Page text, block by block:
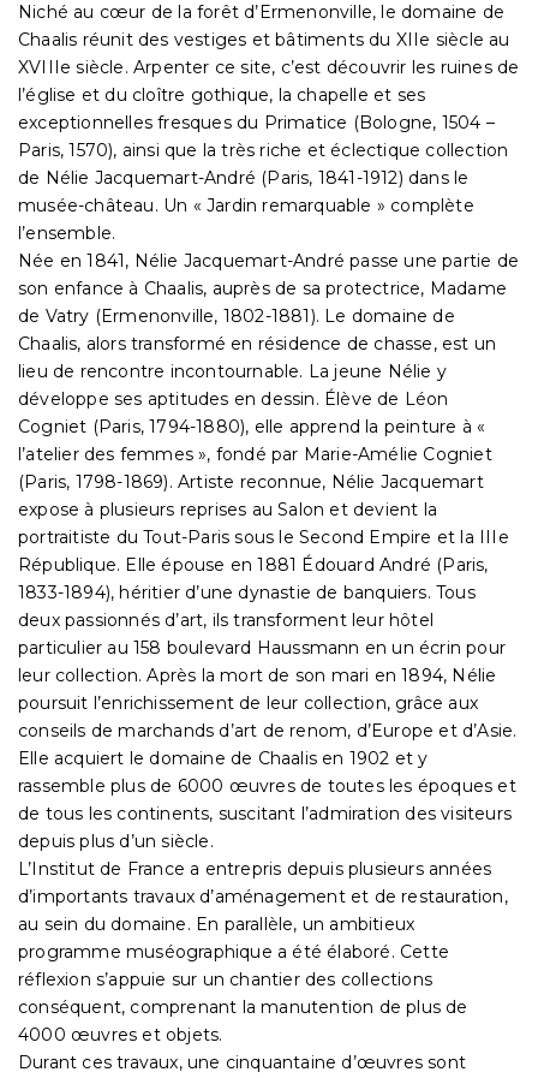
Niché au cœur de la forêt d’Ermenonville, le domaine de
Chaalis réunit des vestiges et bâtiments du XIIe siècle au
XVIIIe siècle. Arpenter ce site, c’est découvrir les ruines de
l’église et du cloître gothique, la chapelle et ses
exceptionnelles fresques du Primatice (Bologne, 1504 –
Paris, 1570), ainsi que la très riche et éclectique collection
de Nélie Jacquemart-André (Paris, 1841-1912) dans le
musée-château. Un « Jardin remarquable » complète
l’ensemble.
Née en 1841, Nélie Jacquemart-André passe une partie de
son enfance à Chaalis, auprès de sa protectrice, Madame
de Vatry (Ermenonville, 1802-1881). Le domaine de
Chaalis, alors transformé en résidence de chasse, est un
lieu de rencontre incontournable. La jeune Nélie y
développe ses aptitudes en dessin. Élève de Léon
Cogniet (Paris, 1794-1880), elle apprend la peinture à «
l’atelier des femmes », fondé par Marie-Amélie Cogniet
(Paris, 1798-1869). Artiste reconnue, Nélie Jacquemart
expose à plusieurs reprises au Salon et devient la
portraitiste du Tout-Paris sous le Second Empire et la IIIe
République. Elle épouse en 1881 Édouard André (Paris,
1833-1894), héritier d’une dynastie de banquiers. Tous
deux passionnés d’art, ils transforment leur hôtel
particulier au 158 boulevard Haussmann en un écrin pour
leur collection. Après la mort de son mari en 1894, Nélie
poursuit l’enrichissement de leur collection, grâce aux
conseils de marchands d’art de renom, d’Europe et d’Asie.
Elle acquiert le domaine de Chaalis en 1902 et y
rassemble plus de 6000 œuvres de toutes les époques et
de tous les continents, suscitant l’admiration des visiteurs
depuis plus d’un siècle.
L’Institut de France a entrepris depuis plusieurs années
d’importants travaux d’aménagement et de restauration,
au sein du domaine. En parallèle, un ambitieux
programme muséographique a été élaboré. Cette
réflexion s’appuie sur un chantier des collections
conséquent, comprenant la manutention de plus de
4000 œuvres et objets.
Durant ces travaux, une cinquantaine d’œuvres sont